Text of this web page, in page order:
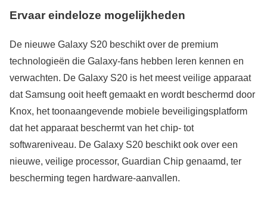
Ervaar eindeloze mogelijkheden
De nieuwe Galaxy S20 beschikt over de premium
technologieën die Galaxy-fans hebben leren kennen en
verwachten. De Galaxy S20 is het meest veilige apparaat
dat Samsung ooit heeft gemaakt en wordt beschermd door
Knox, het toonaangevende mobiele beveiligingsplatform
dat het apparaat beschermt van het chip- tot
softwareniveau. De Galaxy S20 beschikt ook over een
nieuwe, veilige processor, Guardian Chip genaamd, ter
bescherming tegen hardware-aanvallen.